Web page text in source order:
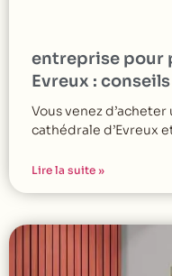
entreprise pour
Evreux :
Vous venez
cathédrale d’Evreux
Lire la suite »